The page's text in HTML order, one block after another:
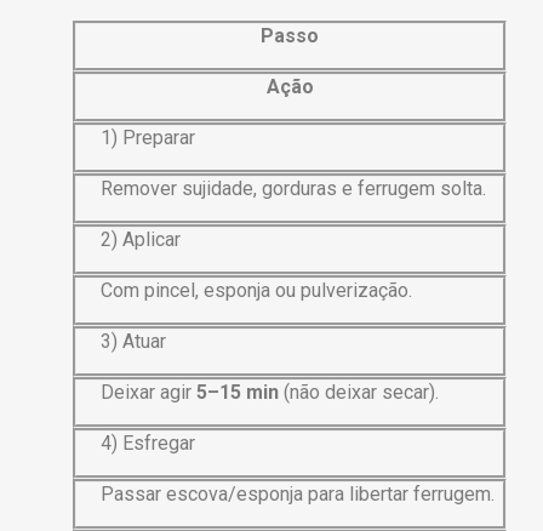
Passo
Ação
1) Preparar
Remover sujidade, gorduras e ferrugem solta.
2) Aplicar
Com pincel, esponja ou pulverização.
3) Atuar
Deixar agir 5–15 min (não deixar secar).
4) Esfregar
Passar escova/esponja para libertar ferrugem.